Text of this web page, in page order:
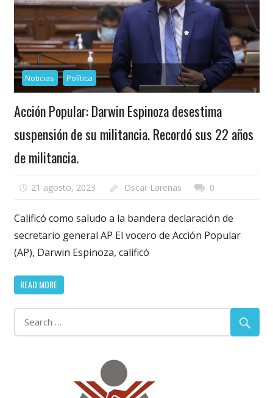
Noticias Política
Acción Popular: Darwin Espinoza desestima
suspensión de su militancia. Recordó sus 22 años
de militancia.
21 agosto, 2023 Oscar Larenas 0
Calificó como saludo a la bandera declaración de
secretario general AP El vocero de Acción Popular
(AP), Darwin Espinoza, calificó
READ MORE